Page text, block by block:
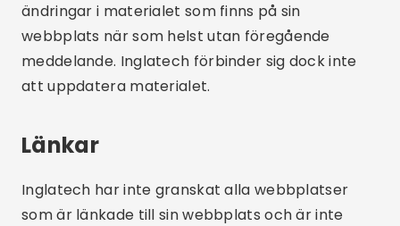
ändringar i materialet som finns på sin
webbplats när som helst utan föregående
meddelande. Inglatech förbinder sig dock inte
att uppdatera materialet.
Länkar
Inglatech har inte granskat alla webbplatser
som är länkade till sin webbplats och är inte